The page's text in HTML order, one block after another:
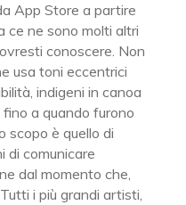
App Store a partire
ce ne sono molti altri
conoscere. Non
usa toni eccentrici
indigeni in canoa
a quando furono
scopo è quello di
di comunicare
dal momento che,
i più grandi artisti,